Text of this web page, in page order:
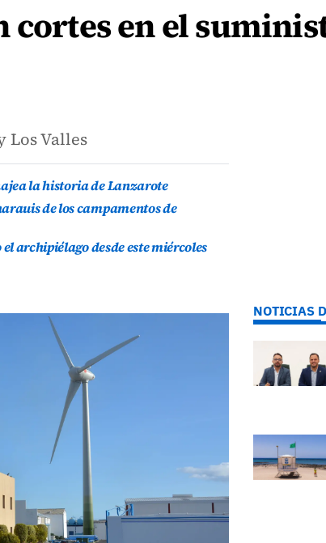
cortes en el
Los Valles
la historia de Lanzarote
de los campamentos de
archipiélago desde este miércoles
NOTICIAS